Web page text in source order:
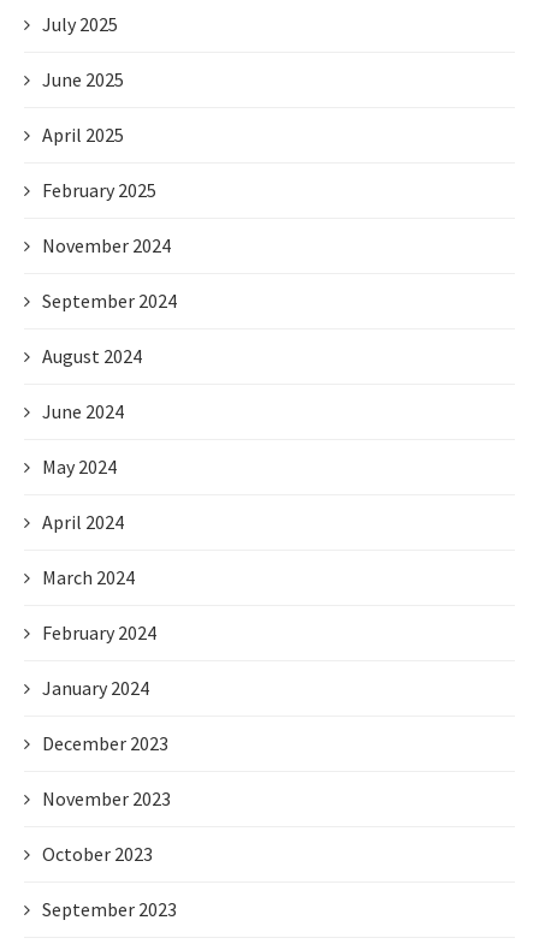
July 2025
June 2025
April 2025
February 2025
November 2024
September 2024
August 2024
June 2024
May 2024
April 2024
March 2024
February 2024
January 2024
December 2023
November 2023
October 2023
September 2023